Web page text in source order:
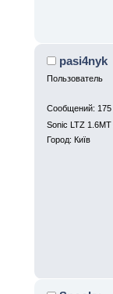
pasi4nyk
Пользователь
Сообщений: 175
Sonic LTZ 1.6MT
Город: Київ